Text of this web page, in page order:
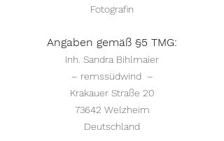
Fotografin
Angaben gemäß §5 TMG:
Inh. Sandra Bihlmaier
– remssüdwind –
Krakauer Straße 20
73642 Welzheim
Deutschland